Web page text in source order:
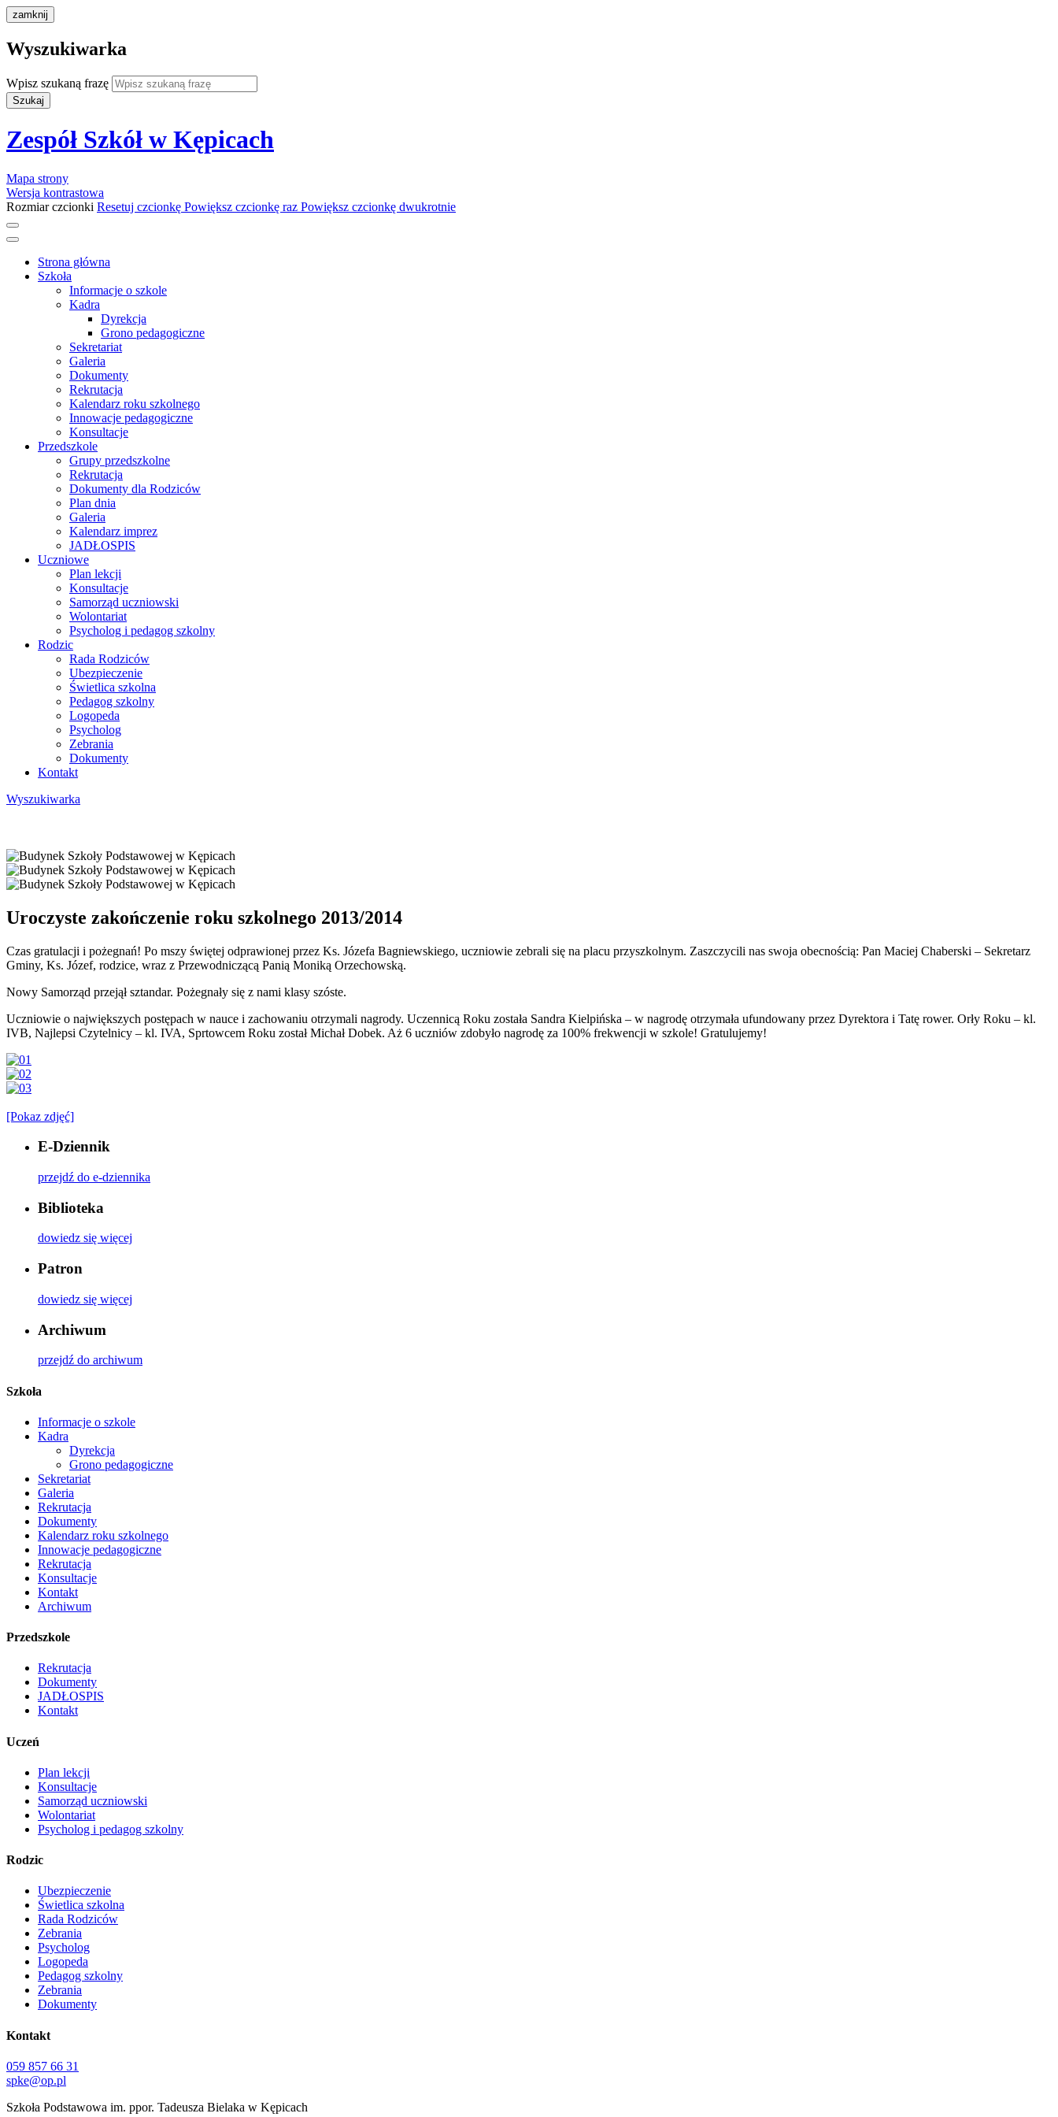
zamknij
Wyszukiwarka
Wpisz szukaną frazę
Szukaj
Zespół Szkół w Kępicach
Mapa strony
Wersja kontrastowa
Rozmiar czcionki Resetuj czcionkę Powiększ czcionkę raz Powiększ czcionkę dwukrotnie
Strona główna
Szkoła
Informacje o szkole
Kadra
Dyrekcja
Grono pedagogiczne
Sekretariat
Galeria
Dokumenty
Rekrutacja
Kalendarz roku szkolnego
Innowacje pedagogiczne
Konsultacje
Przedszkole
Grupy przedszkolne
Rekrutacja
Dokumenty dla Rodziców
Plan dnia
Galeria
Kalendarz imprez
JADŁOSPIS
Uczniowe
Plan lekcji
Konsultacje
Samorząd uczniowski
Wolontariat
Psycholog i pedagog szkolny
Rodzic
Rada Rodziców
Ubezpieczenie
Świetlica szkolna
Pedagog szkolny
Logopeda
Psycholog
Zebrania
Dokumenty
Kontakt
Wyszukiwarka
Uroczyste zakończenie roku szkolnego 2013/2014
Czas gratulacji i pożegnań! Po mszy świętej odprawionej przez Ks. Józefa Bagniewskiego, uczniowie zebrali się na placu przyszkolnym. Zaszczycili nas swoja obecnością: Pan Maciej Chaberski – Sekretarz
Gminy, Ks. Józef, rodzice, wraz z Przewodniczącą Panią Moniką Orzechowską.
Nowy Samorząd przejął sztandar. Pożegnały się z nami klasy szóste.
Uczniowie o największych postępach w nauce i zachowaniu otrzymali nagrody. Uczennicą Roku została Sandra Kielpińska – w nagrodę otrzymała ufundowany przez Dyrektora i Tatę rower. Orły Roku – kl.
IVB, Najlepsi Czytelnicy – kl. IVA, Sprtowcem Roku został Michał Dobek. Aż 6 uczniów zdobyło nagrodę za 100% frekwencji w szkole! Gratulujemy!
[Pokaz zdjęć]
E-Dziennik
przejdź do e-dziennika
Biblioteka
dowiedz się więcej
Patron
dowiedz się więcej
Archiwum
przejdź do archiwum
Szkoła
Informacje o szkole
Kadra
Dyrekcja
Grono pedagogiczne
Sekretariat
Galeria
Rekrutacja
Dokumenty
Kalendarz roku szkolnego
Innowacje pedagogiczne
Rekrutacja
Konsultacje
Kontakt
Archiwum
Przedszkole
Rekrutacja
Dokumenty
JADŁOSPIS
Kontakt
Uczeń
Plan lekcji
Konsultacje
Samorząd uczniowski
Wolontariat
Psycholog i pedagog szkolny
Rodzic
Ubezpieczenie
Świetlica szkolna
Rada Rodziców
Zebrania
Psycholog
Logopeda
Pedagog szkolny
Zebrania
Dokumenty
Kontakt
059 857 66 31
spke@op.pl
Szkoła Podstawowa im. ppor. Tadeusza Bielaka w Kępicach